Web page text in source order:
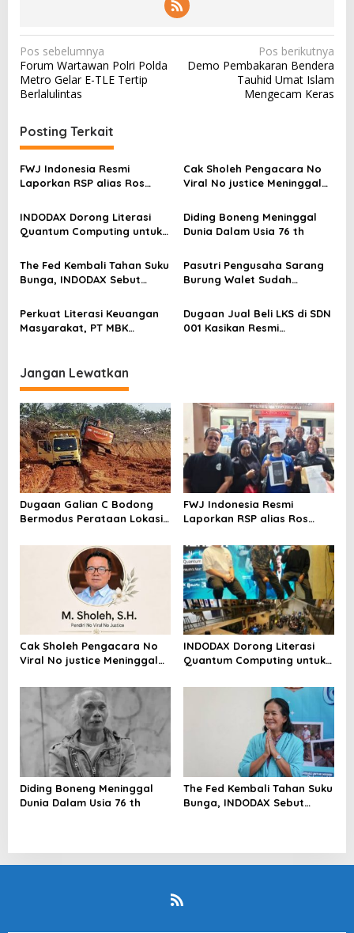
N
a
v
g
a
s
p
s
Pos sebelumnya
Forum Wartawan Polri Polda
Metro Gelar E-TLE Tertip
Berlalulintas
Pos berikutnya
Demo Pembakaran Bendera
Tauhid Umat Islam
Mengecam Keras
Posting Terkait
FWJ Indonesia Resmi
Laporkan RSP alias Ros
Cak Sholeh Pengacara No
Viral No justice Meninggal
INDODAX Dorong Literasi
Quantum Computing untuk
Blockchain
Diding Boneng Meninggal
Dunia Dalam Usia 76 th
The Fed Kembali Tahan Suku
Bunga, INDODAX Sebut
Sentimen Pasar
Pasutri Pengusaha Sarang
Burung Walet Sudah
Pelapor Desak Polda Jambi
Segera Lakukan Penahanan
Perkuat Literasi Keuangan
Masyarakat, PT MBK
Dugaan Jual Beli LKS di SDN
001 Kasikan Resmi
Jangan Lewatkan
Dugaan Galian C Bodong
Bermodus Perataan Lokasi
Riau Akan Tinjauan Lokasi
FWJ Indonesia Resmi
Laporkan RSP alias Ros
Cak Sholeh Pengacara No
Viral No justice Meninggal
INDODAX Dorong Literasi
Quantum Computing untuk
Blockchain
Diding Boneng Meninggal
Dunia Dalam Usia 76 th
The Fed Kembali Tahan Suku
Bunga, INDODAX Sebut